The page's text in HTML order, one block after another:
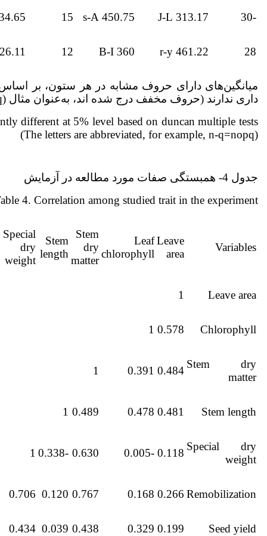
-30
313.17 J-L
450.75 s-A
15
E-L
28
461.22 r-y
360 B-I
12
E-L
میانگین‌های دارای حروف مشابه در هر ستون، بر
داری ندارند (حروف مخفف درج شده اند، به‌عنوان مثال (n-q=nopq).
different at 5% level based on duncan multiple tests
(The letters are abbreviated, for example, n-q=nopq)
جدول 4- همبستگی صفات مورد مطالعه در آزمایش
4. Correlation among studied trait in the experiment
Variables
Leave
area
Leaf
chlorophyll
Stem
dry
matter
Stem
length
Special
dry
weight
Leave area
1
Chlorophyll
0.578
1
Stem dry
matter
0.484
0.391
1
Stem length
0.481
0.478
0.489
1
Special dry
weight
0.118
-0.005
0.630
-0.338
1
Remobilization
0.266
0.168
0.767
0.120
0.706
Seed yield
0.199
0.329
0.438
0.039
0.434